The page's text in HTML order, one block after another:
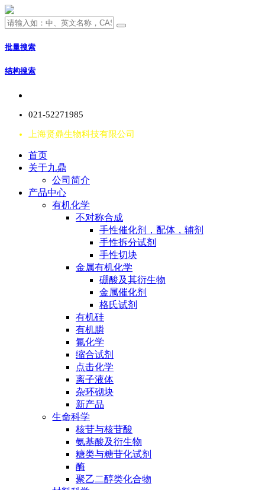
批量搜索
结构搜索
021-52271985
上海贤鼎生物科技有限公司
首页
关于九鼎
公司简介
产品中心
有机化学
不对称合成
手性催化剂，配体，辅剂
手性拆分试剂
手性切块
金属有机化学
硼酸及其衍生物
金属催化剂
格氏试剂
有机硅
有机膦
氟化学
缩合试剂
点击化学
离子液体
杂环砌块
新产品
生命科学
核苷与核苷酸
氨基酸及衍生物
糖类与糖苷化试剂
酶
聚乙二醇类化合物